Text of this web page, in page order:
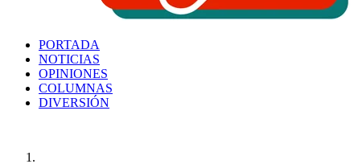
PORTADA
NOTICIAS
OPINIONES
COLUMNAS
DIVERSIÓN